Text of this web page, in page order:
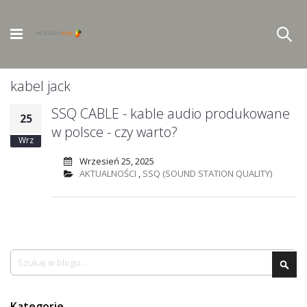
kabel jack
25
Wrz
SSQ CABLE - kable audio produkowane
w polsce - czy warto?
Wrzesień 25, 2025
AKTUALNOŚCI , SSQ (SOUND STATION QUALITY)
Szukaj